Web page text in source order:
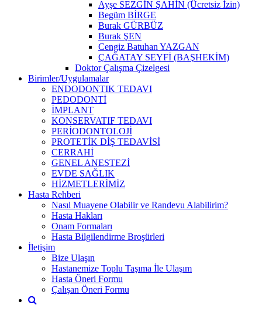
Ayşe SEZGİN ŞAHİN (Ücretsiz İzin)
Begüm BİRGE
Burak GÜRBÜZ
Burak ŞEN
Cengiz Batuhan YAZGAN
ÇAĞATAY SEYFİ (BAŞHEKİM)
Doktor Çalışma Çizelgesi
Birimler/Uygulamalar
ENDODONTIK TEDAVI
PEDODONTİ
İMPLANT
KONSERVATIF TEDAVI
PERİODONTOLOJİ
PROTETİK DİŞ TEDAVİSİ
CERRAHİ
GENEL ANESTEZİ
EVDE SAĞLIK
HİZMETLERİMİZ
Hasta Rehberi
Nasıl Muayene Olabilir ve Randevu Alabilirim?
Hasta Hakları
Onam Formaları
Hasta Bilgilendirme Broşürleri
İletişim
Bize Ulaşın
Hastanemize Toplu Taşıma İle Ulaşım
Hasta Öneri Formu
Çalışan Öneri Formu